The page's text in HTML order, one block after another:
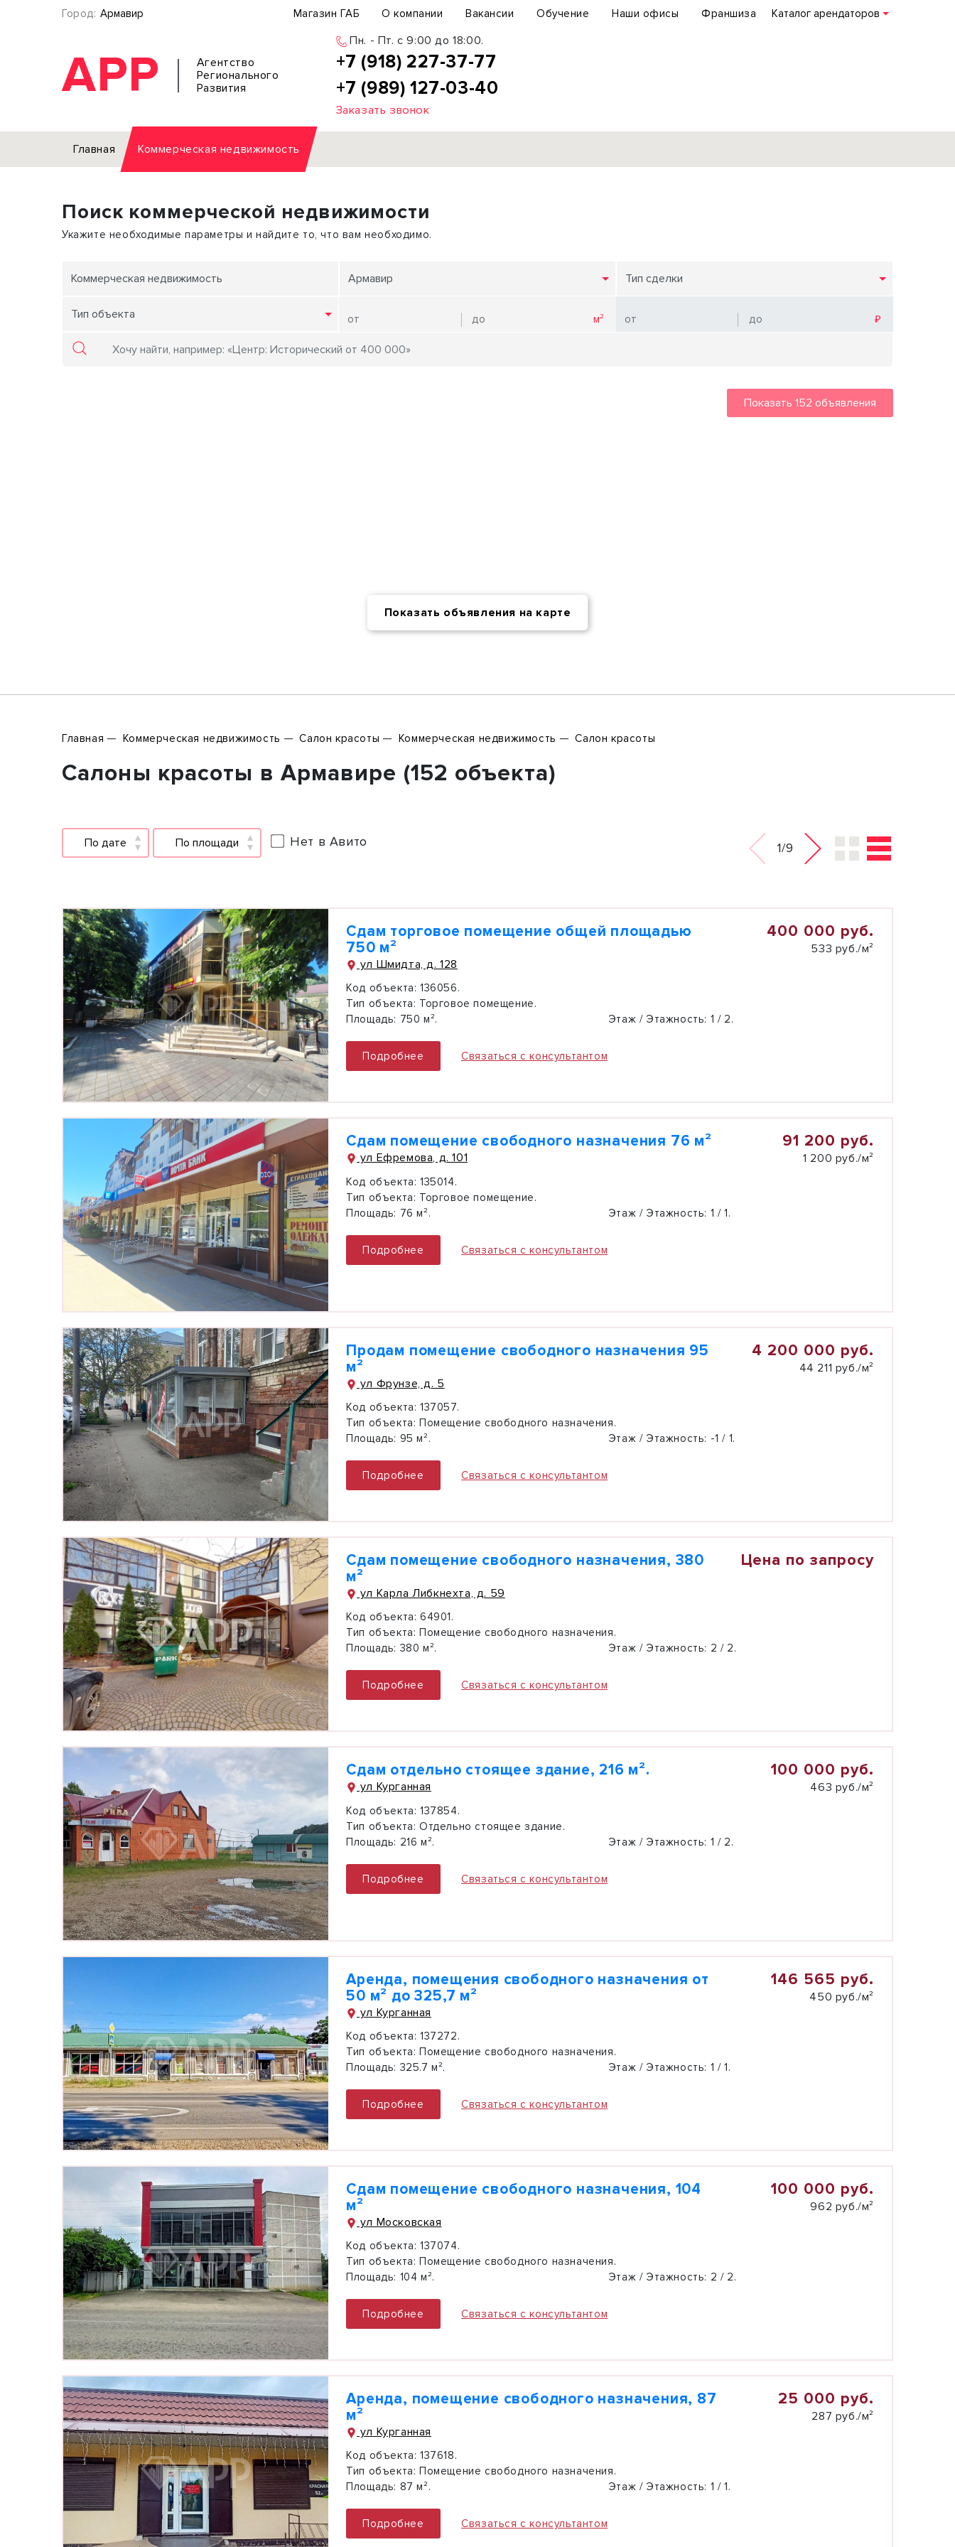
Город: Армавир Магазин ГАБ О компании Вакансии Обучение Наши офисы Франшиза Каталог арендаторов
АРР
Агентство
Регионального
Развития
Пн. - Пт. c 9:00 до 18:00.
+7 (918) 227-37-77
+7 (989) 127-03-40
Заказать звонок
Главная Коммерческая недвижимость
Офис
Торговое помещение
Склад
Земельный участок
Отдельное здание
Бизнес-центр
Поиск коммерческой недвижимости
Укажите необходимые параметры и найдите то, что вам необходимо.
Коммерческая недвижимость Армавир Тип сделки
Тип объекта
Показать 152 объявления
Показать объявления на карте
Главная Коммерческая недвижимость Салон красоты Коммерческая недвижимость Салон красоты
Салоны красоты в Армавире (152 объекта)
По дате По площади Нет в Авито 1/9
Сдам торговое помещение общей площадью
750 м²
ул Шмидта, д. 128
400 000 руб.
533 руб./м²
Код объекта: 136056.
Тип объекта: Торговое помещение.
Площадь: 750 м². Этаж / Этажность: 1 / 2.
Подробнее Связаться с консультантом
Сдам помещение свободного назначения 76 м²
ул Ефремова, д. 101
91 200 руб.
1 200 руб./м²
Код объекта: 135014.
Тип объекта: Торговое помещение.
Площадь: 76 м². Этаж / Этажность: 1 / 1.
Подробнее Связаться с консультантом
Продам помещение свободного назначения 95
м²
ул Фрунзе, д. 5
4 200 000 руб.
44 211 руб./м²
Код объекта: 137057.
Тип объекта: Помещение свободного назначения.
Площадь: 95 м². Этаж / Этажность: -1 / 1.
Подробнее Связаться с консультантом
Сдам помещение свободного назначения, 380
м²
ул Карла Либкнехта, д. 59
Цена по запросу
Код объекта: 64901.
Тип объекта: Помещение свободного назначения.
Площадь: 380 м². Этаж / Этажность: 2 / 2.
Подробнее Связаться с консультантом
Сдам отдельно стоящее здание, 216 м².
ул Курганная
100 000 руб.
463 руб./м²
Код объекта: 137854.
Тип объекта: Отдельно стоящее здание.
Площадь: 216 м². Этаж / Этажность: 1 / 2.
Подробнее Связаться с консультантом
Аренда, помещения свободного назначения от
50 м² до 325,7 м²
ул Курганная
146 565 руб.
450 руб./м²
Код объекта: 137272.
Тип объекта: Помещение свободного назначения.
Площадь: 325.7 м². Этаж / Этажность: 1 / 1.
Подробнее Связаться с консультантом
Сдам помещение свободного назначения, 104
м²
ул Московская
100 000 руб.
962 руб./м²
Код объекта: 137074.
Тип объекта: Помещение свободного назначения.
Площадь: 104 м². Этаж / Этажность: 2 / 2.
Подробнее Связаться с консультантом
Аренда, помещение свободного назначения, 87
м²
ул Курганная
25 000 руб.
287 руб./м²
Код объекта: 137618.
Тип объекта: Помещение свободного назначения.
Площадь: 87 м². Этаж / Этажность: 1 / 1.
Подробнее Связаться с консультантом